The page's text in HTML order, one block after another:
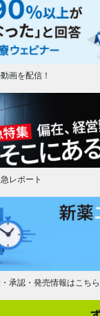
画を配信！
レポート
承認・発売情報はこちら